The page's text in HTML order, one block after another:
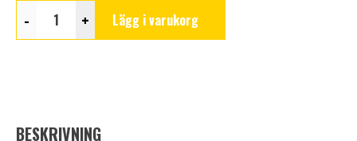
- + Lägg i varukorg
BESKRIVNING